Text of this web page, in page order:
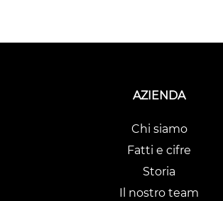
AZIENDA
Chi siamo
Fatti e cifre
Storia
Il nostro team